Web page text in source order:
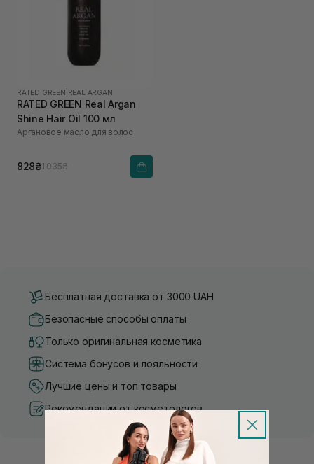
RATED GREEN REAL ARGAN
RATED GREEN Real Argan
Shine Hair Oil 100 мл
Аргановое масло для волос
828₴1 035₴
Бесплатная доставка от 3000 UAH
Безопасные способы оплаты
Только оригинальная косметика
Система бонусов и лояльности
Лучшие цены и топ товары
Рекомендации от косметологов